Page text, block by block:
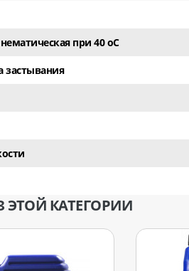
при 40 оС
застывания
ЭТОЙ КАТЕГОРИИ